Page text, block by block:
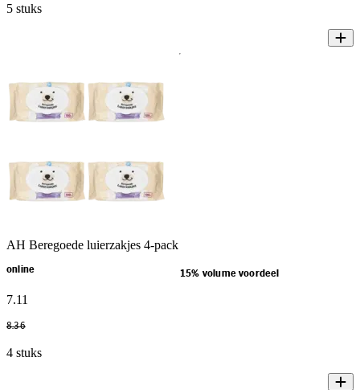
5 stuks
AH Beregoede luierzakjes 4-pack
online 15% volume voordeel
7.11
8.36
4 stuks